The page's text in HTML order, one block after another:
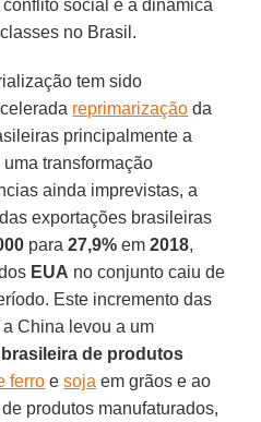
social e a dinâmica
no Brasil.
tem sido
reprimarização da
principalmente a
uma transformação
ainda imprevistas, a
das exportações brasileiras
para27,9% em2018,
EUA no conjunto caiu de
Este incremento das
China levou a um
de produtos
ferro esoja em grãos e ao
produtos manufaturados,